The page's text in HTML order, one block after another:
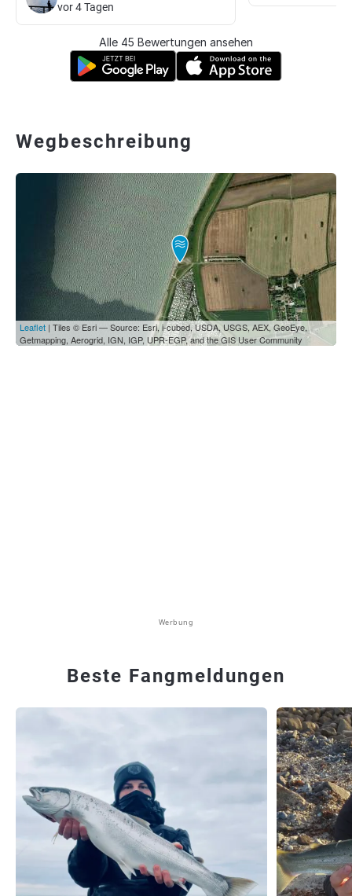
vor 4 Tagen
Alle 45 Bewertungen ansehen
Wegbeschreibung
Leaflet | Tiles © Esri — Source: Esri, i-cubed, USDA, USGS, AEX, GeoEye,
Getmapping, Aerogrid, IGN, IGP, UPR-EGP, and the GIS User Community
Werbung
Beste Fangmeldungen